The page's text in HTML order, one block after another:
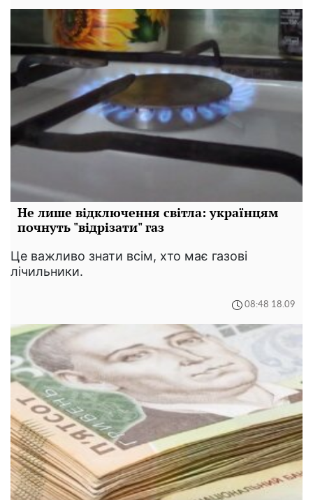
Не лише відключення світла: українцям
почнуть "відрізати" газ
Це важливо знати всім, хто має газові
лічильники.
08:48 18.09